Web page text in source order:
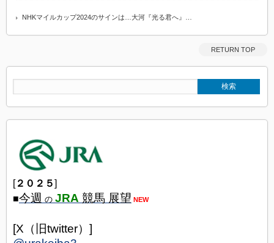
NHKマイルカップ2024のサインは…大河『光る君へ』…
RETURN TOP
[２０２５]
■今週 の JRA 競馬 展望 NEW
[X（旧twitter）]